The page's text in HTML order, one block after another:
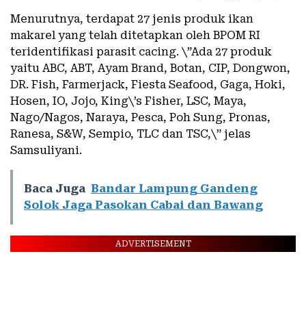
Menurutnya, terdapat 27 jenis produk ikan
makarel yang telah ditetapkan oleh BPOM RI
teridentifikasi parasit cacing. \”Ada 27 produk
yaitu ABC, ABT, Ayam Brand, Botan, CIP, Dongwon,
DR. Fish, Farmerjack, Fiesta Seafood, Gaga, Hoki,
Hosen, IO, Jojo, King\’s Fisher, LSC, Maya,
Nago/Nagos, Naraya, Pesca, Poh Sung, Pronas,
Ranesa, S&W, Sempio, TLC dan TSC,\” jelas
Samsuliyani.
Baca Juga Bandar Lampung Gandeng
Solok Jaga Pasokan Cabai dan Bawang
ADVERTISEMENT